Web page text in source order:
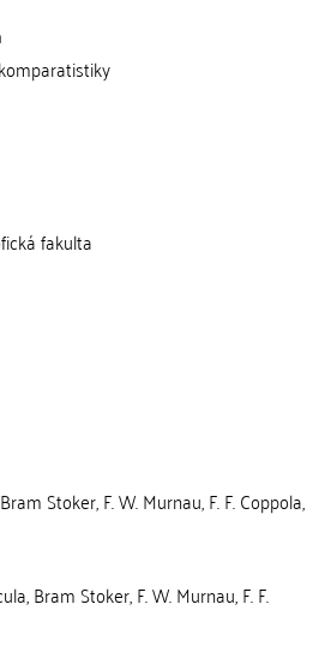
fakulta
Stoker, F. W. Murnau, F. F. Coppola,
Bram Stoker, F. W. Murnau, F. F.